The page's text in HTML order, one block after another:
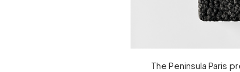
The Peninsula Paris